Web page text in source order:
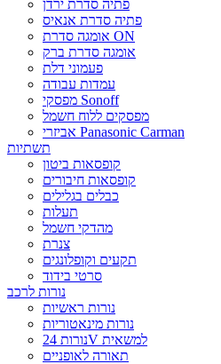
פתיה סדרת ירדן
פתיה סדרת אנאיס
אומגה סדרת ON
אומגה סדרת ברק
פעמוני דלת
עמדות עבודה
מפסקי Sonoff
מפסקים ללוח חשמל
אביזרי Panasonic Carman
תשתיות
קופסאות ביטון
קופסאות חיבורים
כבלים בגלילים
תעלות
מהדקי חשמל
צנרת
תקעים וקופלונגים
סרטי בידוד
נורות לרכב
נורות ראשיות
נורות מינאטוריות
נורות 24V למשאית
תאורה לאופניים